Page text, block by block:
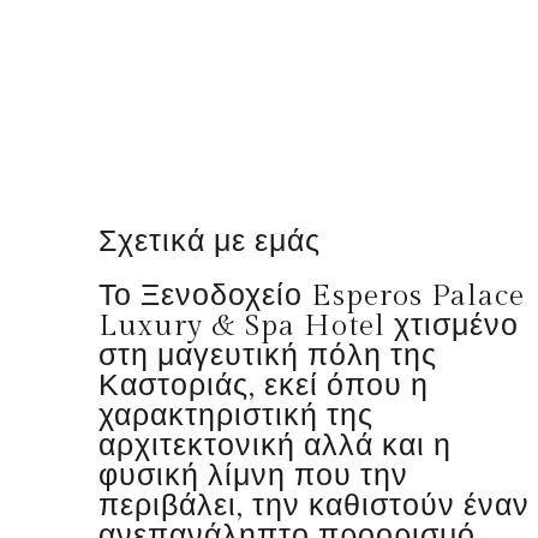
Σχετικά με εμάς
Το Ξενοδοχείο Esperos Palace
Luxury & Spa Hotel χτισμένο
στη μαγευτική πόλη της
Καστοριάς, εκεί όπου η
χαρακτηριστική της
αρχιτεκτονική αλλά και η
φυσική λίμνη που την
περιβάλει, την καθιστούν έναν